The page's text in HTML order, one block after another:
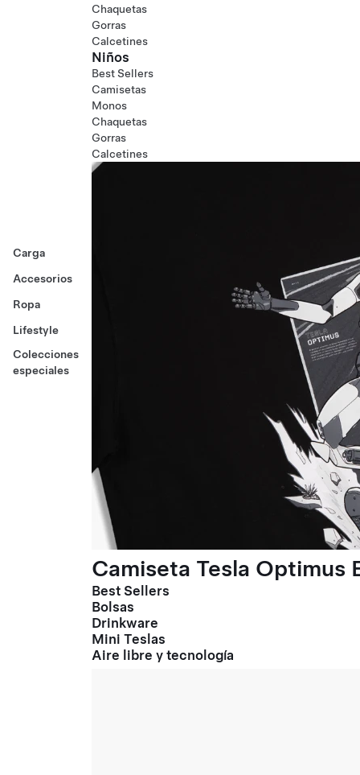
Carga
Accesorios
Ropa
Lifestyle
Colecciones
especiales
Chaquetas
Gorras
Calcetines
Niños
Best Sellers
Camisetas
Monos
Chaquetas
Gorras
Calcetines
Camiseta Tesla Optimus
Best Sellers
Bolsas
Drinkware
Mini Teslas
Aire libre y tecnología